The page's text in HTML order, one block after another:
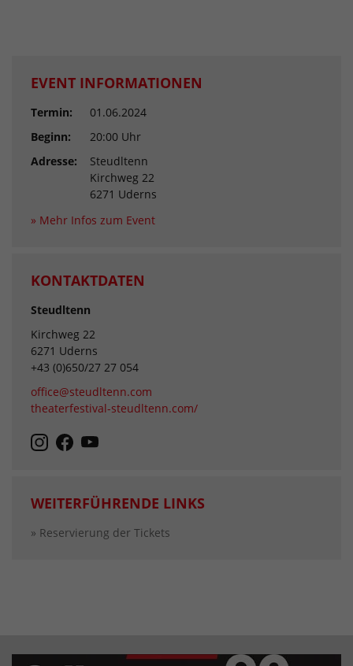
EVENT INFORMATIONEN
Termin:
01.06.2024
Beginn:
20:00 Uhr
Adresse:
Steudltenn
Kirchweg 22
6271 Uderns
» Mehr Infos zum Event
KONTAKTDATEN
Steudltenn
Kirchweg 22
6271 Uderns
+43 (0)650/27 27 054
office@steudltenn.com
theaterfestival-steudltenn.com/
WEITERFÜHRENDE LINKS
» Reservierung der Tickets